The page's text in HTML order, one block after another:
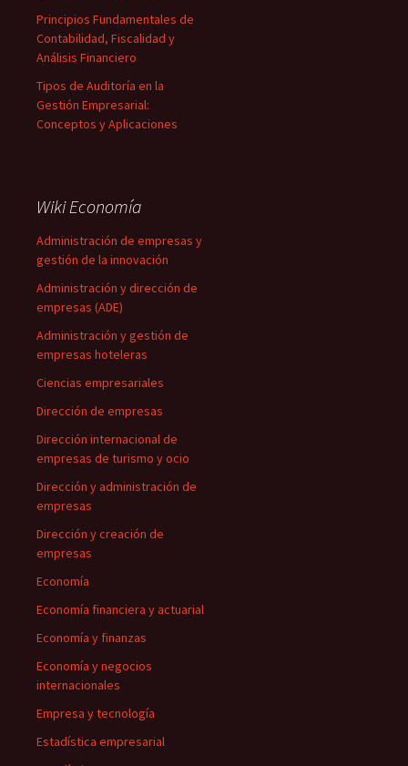
Principios Fundamentales de
Contabilidad, Fiscalidad y
Análisis Financiero
Tipos de Auditoría en la
Gestión Empresarial:
Conceptos y Aplicaciones
Wiki Economía
Administración de empresas y
gestión de la innovación
Administración y dirección de
empresas (ADE)
Administración y gestión de
empresas hoteleras
Ciencias empresariales
Dirección de empresas
Dirección internacional de
empresas de turismo y ocio
Dirección y administración de
empresas
Dirección y creación de
empresas
Economía
Economía financiera y actuarial
Economía y finanzas
Economía y negocios
internacionales
Empresa y tecnología
Estadística empresarial